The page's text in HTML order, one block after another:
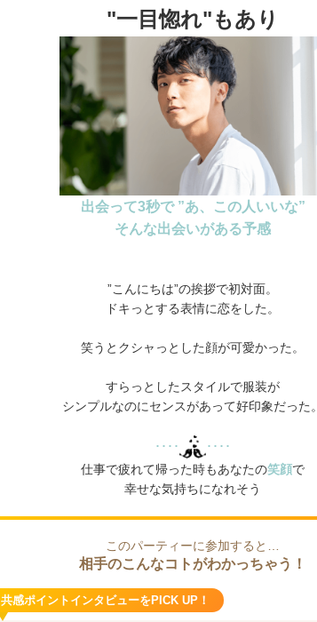
"一目惚れ"もあり
出会って3秒で ”あ、この人いいな”
そんな出会いがある予感
”こんにちは”の挨拶で初対面。
ドキっとする表情に恋をした。
笑うとクシャっとした顔が可愛かった。
すらっとしたスタイルで服装が
シンプルなのにセンスがあって好印象だった。
････
････
仕事で疲れて帰った時もあなたの笑顔で
幸せな気持ちになれそう
このパーティーに参加すると…
相手のこんなコトがわかっちゃう！
共感ポイントインタビューをPICK UP！